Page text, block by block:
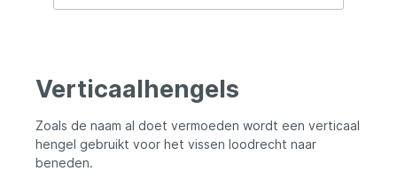
maken dit de ideale hengel voor
uiterst gevoelig en reageert hij feilloos op
mogelijk om subtiel en nauwkeurig te
vissen. Krachtige Body: Ondanks zijn lichte
gewicht heeft de hengel voldoende kracht
om de haak te zetten en een krachtige dril
Verticaalhengels
Zoals de naam al doet vermoeden wordt een verticaal
hengel gebruikt voor het vissen loodrecht naar
beneden.